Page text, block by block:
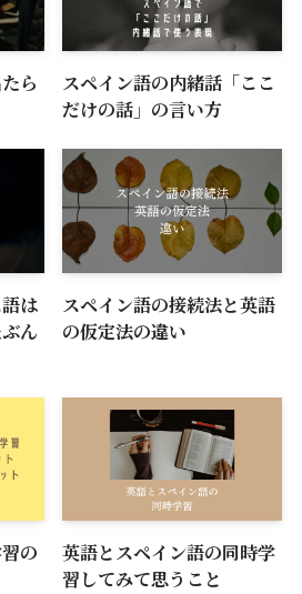
ら
スペイン語の内緒話「ここ
だけの話」の言い方
は
ん
スペイン語の接続法と英語
の仮定法の違い
の
英語とスペイン語の同時学
習してみて思うこと